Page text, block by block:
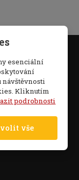
esenciální
návštěvnosti
Kliknutím
podrobnosti
vše